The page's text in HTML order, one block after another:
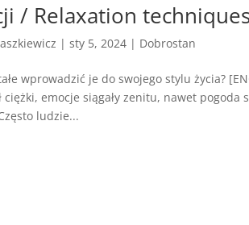
/ Relaxation
|sty 5, 2024 | Dobrostan
wprowadzić je do swojego stylu życia?
ciężki, emocje siągały zenitu, nawet
ludzie...